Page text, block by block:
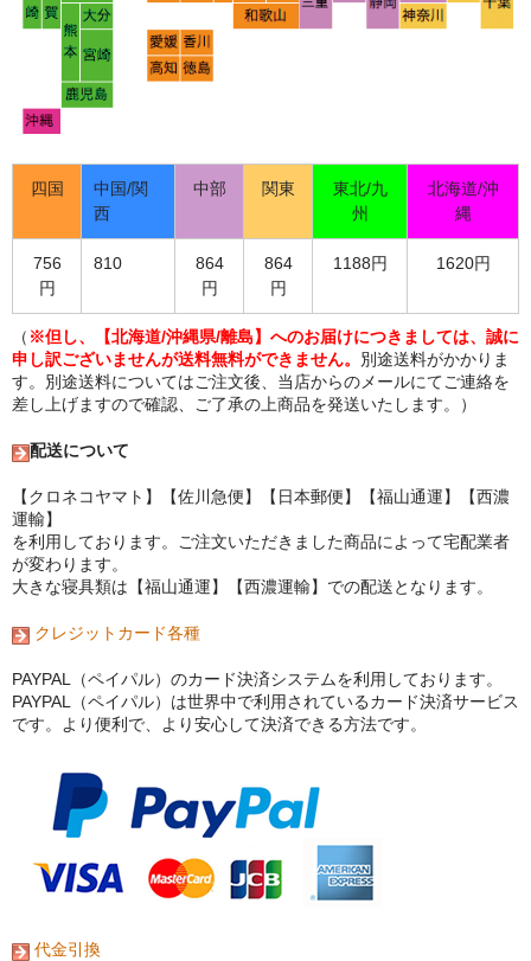
四国
中国/関
西
中部 関東
東北/九
州
北海道/沖
縄
756
円
810
864
円
864
円
1188円 1620円
（ ※但し、【北海道/沖縄県/離島】へのお届けにつきましては、誠に
申し訳ございませんが送料無料ができません。 別途送料がかかりま
す。別途送料についてはご注文後、当店からのメールにてご連絡を
差し上げますので確認、ご了承の上商品を発送いたします。）
配送について
【クロネコヤマト】【佐川急便】【日本郵便】【福山通運】【西濃
運輸】
を利用しております。ご注文いただきました商品によって宅配業者
が変わります。
大きな寝具類は【福山通運】【西濃運輸】での配送となります。
クレジットカード各種
PAYPAL（ペイパル）のカード決済システムを利用しております。
PAYPAL（ペイパル）は世界中で利用されているカード決済サービス
です。より便利で、より安心して決済できる方法です。
代金引換